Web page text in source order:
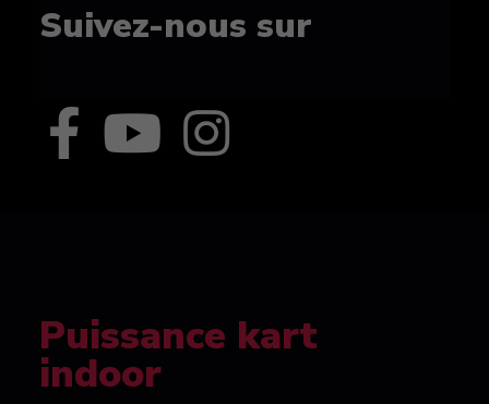
Suivez-nous sur
Puissance kart
indoor